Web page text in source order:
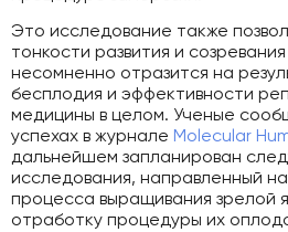
Это исследование также
тонкости развития и
несомненно отразится на
бесплодия и эффективности
медицины в целом. Ученые
успехах в журнале Molecular
дальнейшем запланирован
исследования, направленный
процесса выращивания зрелой
отработку процедуры их